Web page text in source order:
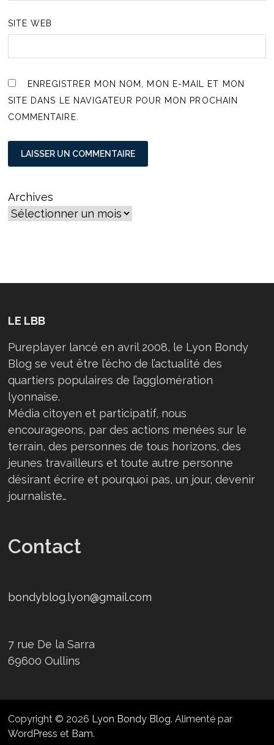
SITE WEB
ENREGISTRER MON NOM, MON E-MAIL ET MON
SITE DANS LE NAVIGATEUR POUR MON PROCHAIN
COMMENTAIRE.
Archives
LE LBB
Pureplayer lancé en avril 2008, le Lyon Bondy
Blog se veut être l’écho de l’actualité des
quartiers populaires de l’agglomération
lyonnaise.
Média citoyen et participatif, nous
encourageons, par des actions menées sur le
terrain, des personnes de tous horizons, des
jeunes travailleurs et toute autre personne
désirant écrire et pourquoi pas, un jour, devenir
journaliste…
Contact
bondyblog.lyon@gmail.com
7 rue De la Sarra
69600 Oullins
Copyright © 2026 Lyon Bondy Blog. Alimenté par
WordPress et Bam.